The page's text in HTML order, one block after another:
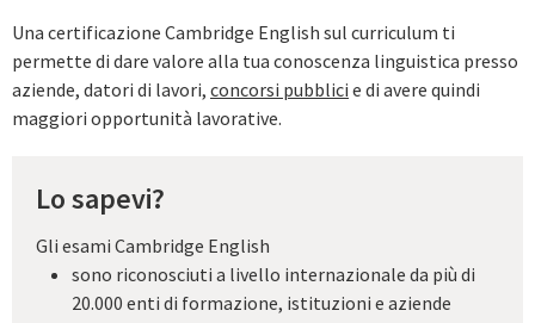
Una certificazione Cambridge English sul curriculum ti
permette di dare valore alla tua conoscenza linguistica presso
aziende, datori di lavori, concorsi pubblici e di avere quindi
maggiori opportunità lavorative.
Lo sapevi?
Gli esami Cambridge English
sono riconosciuti a livello internazionale da più di
20.000 enti di formazione, istituzioni e aziende